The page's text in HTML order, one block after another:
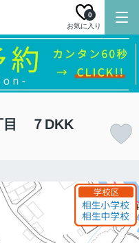
お気に入り
0
目 ７DKK